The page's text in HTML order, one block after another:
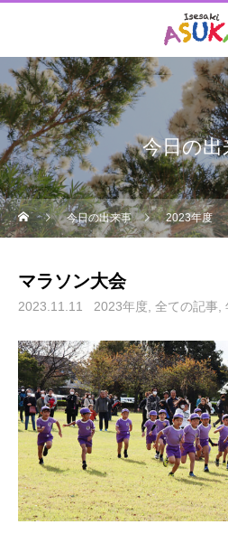
今日の出
今日の出来事 2023年度
マラソン大会
2023.11.11 2023年度 全ての記事